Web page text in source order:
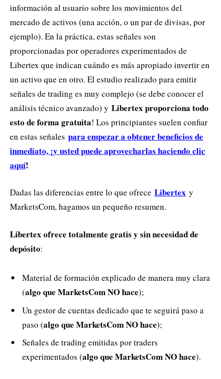
información al usuario sobre los movimientos del
mercado de activos (una acción, o un par de divisas, por
ejemplo). En la práctica, estas señales son
proporcionadas por operadores experimentados de
Libertex que indican cuándo es más apropiado invertir en
un activo que en otro. El estudio realizado para emitir
señales de trading es muy complejo (se debe conocer el
análisis técnico avanzado) y Libertex proporciona todo
esto de forma gratuita! Los principiantes suelen confiar
en estas señales para empezar a obtener beneficios de
inmediato, ¡y usted puede aprovecharlas haciendo clic
aquí!
Dadas las diferencias entre lo que ofrece Libertex y
MarketsCom, hagamos un pequeño resumen.
Libertex ofrece totalmente gratis y sin necesidad de
depósito:
Material de formación explicado de manera muy clara
(algo que MarketsCom NO hace);
Un gestor de cuentas dedicado que te seguirá paso a
paso (algo que MarketsCom NO hace);
Señales de trading emitidas por traders
experimentados (algo que MarketsCom NO hace).